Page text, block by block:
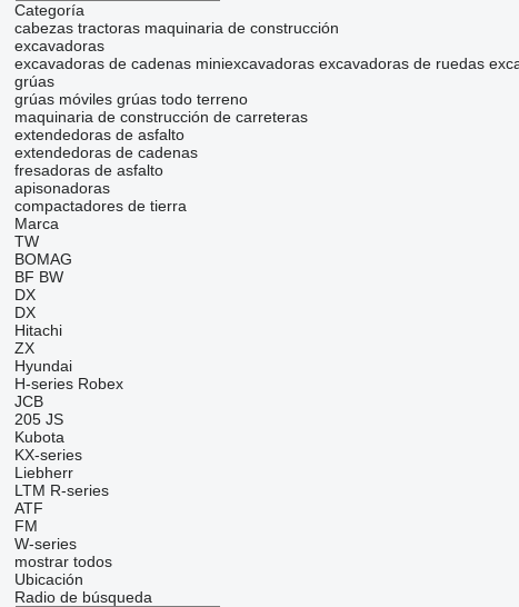
Categoría
cabezas tractoras maquinaria de construcción
excavadoras
excavadoras de cadenas miniexcavadoras excavadoras de ruedas
grúas
grúas móviles grúas todo terreno
maquinaria de construcción de carreteras
extendedoras de asfalto
extendedoras de cadenas
fresadoras de asfalto
apisonadoras
compactadores de tierra
Marca
TW
BOMAG
BF BW
DX
DX
Hitachi
ZX
Hyundai
H-series Robex
JCB
205 JS
Kubota
KX-series
Liebherr
LTM R-series
ATF
FM
W-series
mostrar todos
Ubicación
Radio de búsqueda